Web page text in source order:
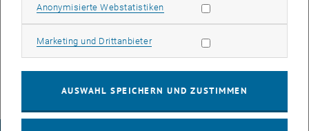
Auszeichnungen
Privatstiftung Austria, Erhalt eines
Anonymisierte WebstatistikenStatistik Cookies zulassen
Marketing und DrittanbieterMarketing Cookies zulassen
AUSWAHL SPEICHERN UND ZUSTIMMEN